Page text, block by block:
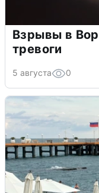
Взрывы в
тревоги
5 августа 0